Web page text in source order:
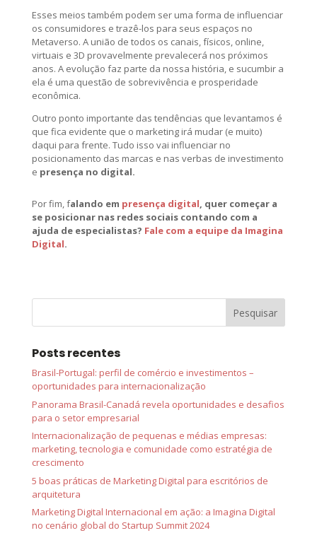
Esses meios também podem ser uma forma de influenciar
os consumidores e trazê-los para seus espaços no
Metaverso. A união de todos os canais, físicos, online,
virtuais e 3D provavelmente prevalecerá nos próximos
anos. A evolução faz parte da nossa história, e sucumbir a
ela é uma questão de sobrevivência e prosperidade
econômica.
Outro ponto importante das tendências que levantamos é
que fica evidente que o marketing irá mudar (e muito)
daqui para frente. Tudo isso vai influenciar no
posicionamento das marcas e nas verbas de investimento
e presença no digital.
Por fim, falando em presença digital, quer começar a
se posicionar nas redes sociais contando com a
ajuda de especialistas? Fale com a equipe da Imagina
Digital.
Posts recentes
Brasil-Portugal: perfil de comércio e investimentos –
oportunidades para internacionalização
Panorama Brasil-Canadá revela oportunidades e desafios
para o setor empresarial
Internacionalização de pequenas e médias empresas:
marketing, tecnologia e comunidade como estratégia de
crescimento
5 boas práticas de Marketing Digital para escritórios de
arquitetura
Marketing Digital Internacional em ação: a Imagina Digital
no cenário global do Startup Summit 2024